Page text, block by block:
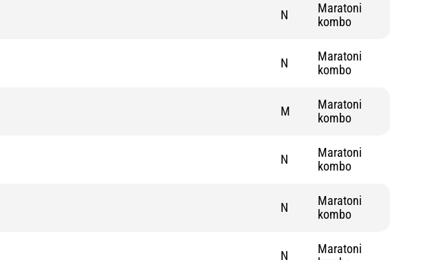
N
Maratoni
kombo
N
Maratoni
kombo
M
Maratoni
kombo
N
Maratoni
kombo
N
Maratoni
kombo
N
Maratoni